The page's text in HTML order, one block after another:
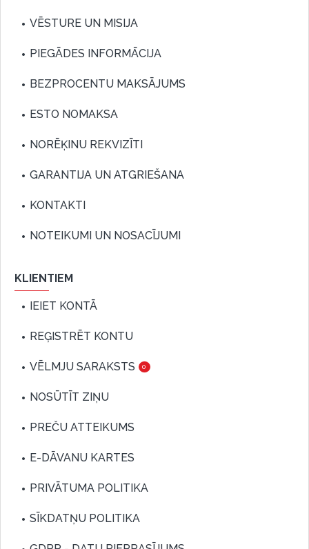
VĒSTURE UN MISIJA
PIEGĀDES INFORMĀCIJA
BEZPROCENTU MAKSĀJUMS
ESTO NOMAKSA
NORĒĶINU REKVIZĪTI
GARANTIJA UN ATGRIEŠANA
KONTAKTI
NOTEIKUMI UN NOSACĪJUMI
KLIENTIEM
IEIET KONTĀ
REĢISTRĒT KONTU
VĒLMJU SARAKSTS 0
NOSŪTĪT ZIŅU
PREČU ATTEIKUMS
E-DĀVANU KARTES
PRIVĀTUMA POLITIKA
SĪKDATŅU POLITIKA